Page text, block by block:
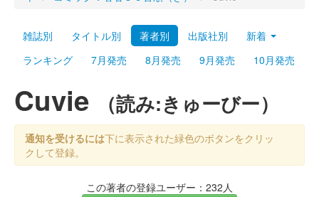
Myシェルフ
プレミアム
雑誌別 タイトル別 著者別 出版社別
新着
ランキング
7月発売 8月発売 9月発売 10月発売
Cuvie （読み:きゅーびー）
通知を受けるには下に表示された緑色のボタンをクリッ
クして登録。
この著者の登録ユーザー：232人